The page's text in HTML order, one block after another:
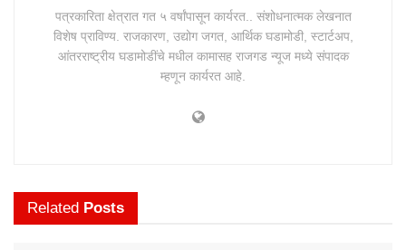
पत्रकारिता क्षेत्रात गत ५ वर्षांपासून कार्यरत.. संशोधनात्मक लेखनात
विशेष प्राविण्य. राजकारण, उद्योग जगत, आर्थिक घडामोडी, स्टार्टअप,
आंतरराष्ट्रीय घडामोडींचे मधील कामासह राजगड न्यूज मध्ये संपादक
म्हणून कार्यरत आहे.
Related Posts